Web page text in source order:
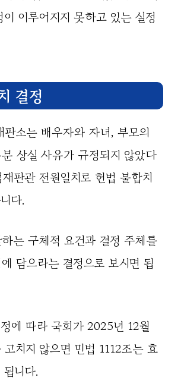
이루어지지 못하고 있는 실정
결정
판소는 배우자와 자녀, 부모의
상실 사유가 규정되지 않았다
판관 전원일치로 헌법 불합치
다.
는 구체적 요건과 결정 주체를
담으라는 결정으로 보시면 됩
에 따라 국회가 2025년 12월
고치지 않으면 민법 1112조는 효
니다.